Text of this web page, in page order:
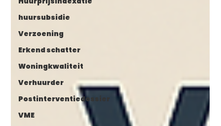
huursubsidie
Verzoening
Erkend schatter
Woningkwaliteit
Verhuurder
Postinterventiedossier
VME